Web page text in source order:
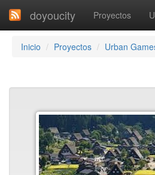
doyoucity Proyectos
Inicio Proyectos Urban